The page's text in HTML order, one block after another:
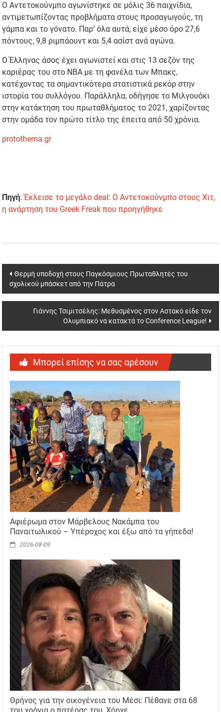
Ο Αντετοκούνμπο αγωνίστηκε σε μόλις 36 παιχνίδια,
αντιμετωπίζοντας προβλήματα στους προσαγωγούς, τη
γάμπα και το γόνατο. Παρ’ όλα αυτά, είχε μέσο όρο 27,6
πόντους, 9,8 ριμπάουντ και 5,4 ασίστ ανά αγώνα.
Ο Έλληνας άσος έχει αγωνιστεί και στις 13 σεζόν της
καριέρας του στο NBA με τη φανέλα των Μπακς,
κατέχοντας τα σημαντικότερα στατιστικά ρεκόρ στην
ιστορία του συλλόγου. Παράλληλα, οδήγησε το Μιλγουόκι
στην κατάκτηση του πρωταθλήματος το 2021, χαρίζοντας
στην ομάδα τον πρώτο τίτλο της έπειτα από 50 χρόνια.
protothema.gr
Πηγή:Έκλεισε το μεγάλο deal: Ο Αντετοκούνμπο στους Χιτ,
η ανάρτηση του Greek Freak που προηγήθηκε
Post
navigation
Θερμή υποδοχή στους Παγκόσμιους Πρωταθλητές του
σχολικού μπάσκετ από την Πάτρα
Γιάννης Τσιμιτσέλης: Μεθυσμένος στον Αστακό είδε τον
Ολυμπιακό να κατακτά το Conference League!
Μπορεί επίσης να σας αρέσουν
Αφιέρωμα στον Μάρβελους Νακάμπα του
Παναιτωλικού – Υπέροχος και έξω από τα γήπεδα!
2026-08-09
Θρήνος για την οικογένεια του Μέσι: Πέθανε στα 68